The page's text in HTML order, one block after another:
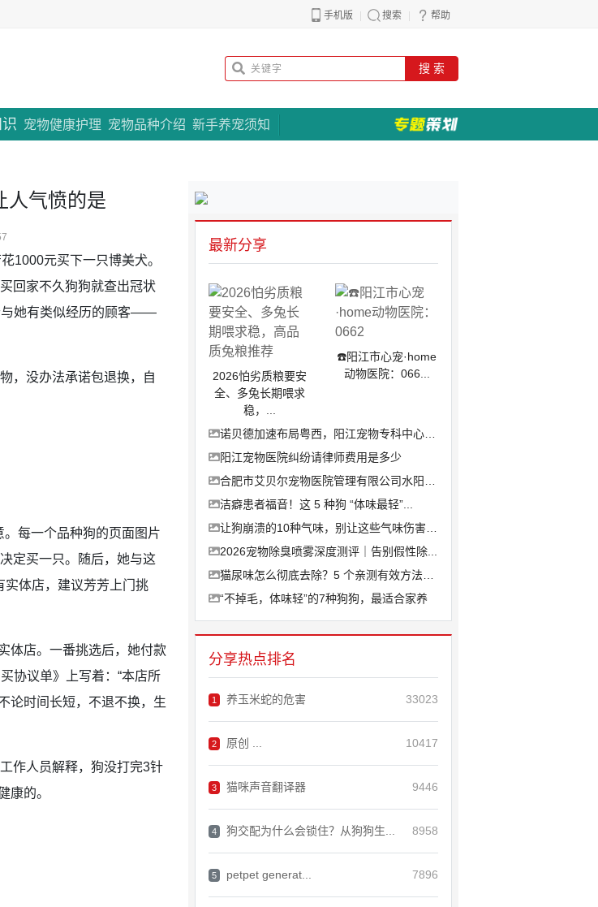
手机版 搜索 帮助
搜 索
宠物健康护理 宠物品种介绍 新手养宠须知
专题策划
人气愤的是
1000元买下一只博美犬。
回家不久狗狗就查出冠状
与她有类似经历的顾客——
，没办法承诺包退换，自
每一个品种狗的页面图片
定买一只。随后，她与这
实体店，建议芳芳上门挑
体店。一番挑选后，她付款
协议单》上写着：“本店所
论时间长短，不退不换，生
作人员解释，狗没打完3针
康的。
最新分享
2026怕劣质粮要安
全、多兔长期喂求
稳，...
☎️阳江市心宠·home
动物医院：066...
诺贝德加速布局粤西，阳江宠物专科中心医院...
阳江宠物医院纠纷请律师费用是多少
合肥市艾贝尔宠物医院管理有限公司水阳江路...
洁癖患者福音！这 5 种狗 “体味最轻”...
让狗崩溃的10种气味，别让这些气味伤害爱...
2026宠物除臭喷雾深度测评｜告别假性除...
猫尿味怎么彻底去除？5 个亲测有效方法，...
“不掉毛，体味轻”的7种狗狗，最适合家养
分享热点排名
1 养玉米蛇的危害 33023
2 原创 ... 10417
3 猫咪声音翻译器 9446
4 狗交配为什么会锁住？从狗狗生... 8958
5 petpet generat... 7896